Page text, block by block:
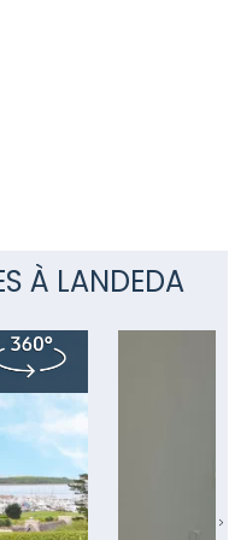
À LANDEDA